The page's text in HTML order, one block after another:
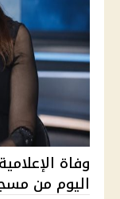
وفاة
اليوم من